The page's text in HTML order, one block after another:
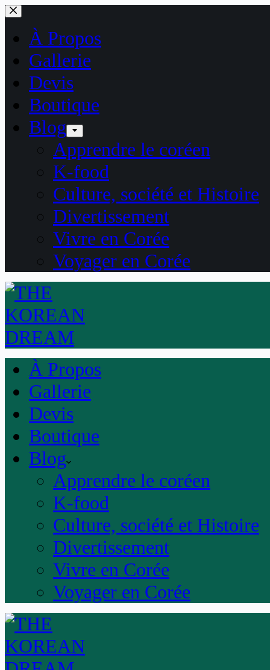
Passer
au
contenuÀ Propos
Gallerie
Devis
Boutique
Blog
Apprendre le coréen
K-food
Culture, société et Histoire
Divertissement
Vivre en Corée
Voyager en Corée
À Propos
Gallerie
Devis
Boutique
Blog
Apprendre le coréen
K-food
Culture, société et Histoire
Divertissement
Vivre en Corée
Voyager en Corée